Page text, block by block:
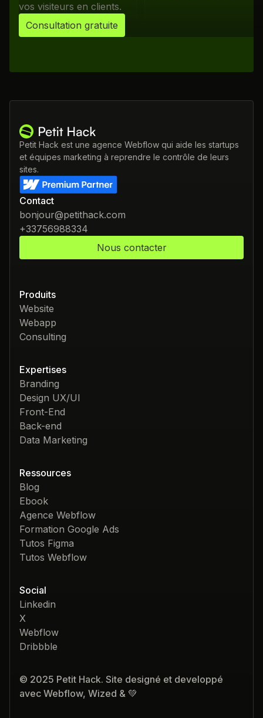
vos visiteurs en clients.
Consultation gratuite
Petit Hack est une agence Webflow qui aide les startups
et équipes marketing à reprendre le contrôle de leurs
sites.
Contact
bonjour@petithack.com
+33756988334
Nous contacter
Produits
Website
Webapp
Consulting
Expertises
Branding
Design UX/UI
Front-End
Back-end
Data Marketing
Ressources
Blog
Ebook
Agence Webflow
Formation Google Ads
Tutos Figma
Tutos Webflow
Social
Linkedin
X
Webflow
Dribbble
© 2025 Petit Hack. Site designé et developpé
avec Webflow, Wized & 💚